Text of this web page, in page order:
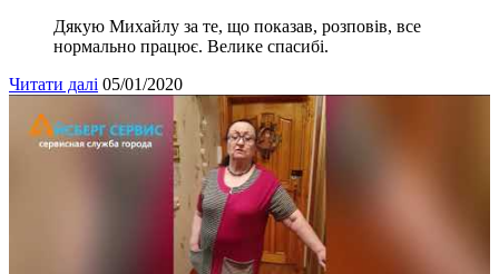
Дякую Михайлу за те, що показав, розповів, все
нормально працює. Велике спасибі.
Читати далі 05/01/2020